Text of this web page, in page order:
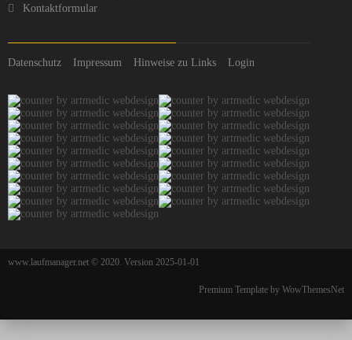
Kontaktformular
Datenschutz Impressum Hinweise zu Links Login
www.laufmanager.net © 2020. Version 2025-01-01
Premium Template by WowThemesNet